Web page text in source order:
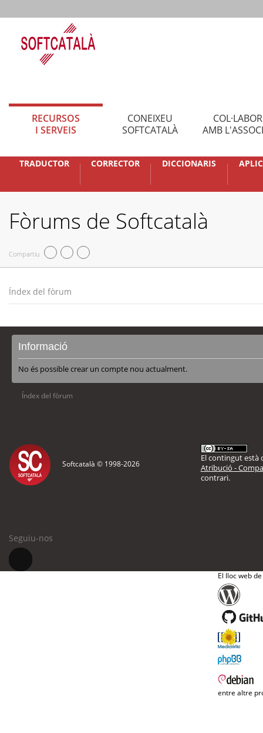
RECURSOS
I SERVEIS
CONEIXEU
SOFTCATALÀ
AMB
TRADUCTOR CORRECTOR DICCIONARIS
Fòrums de Softcatalà
Compartiu
Índex del fòrum
Informació
No és possible crear un compte nou actualment.
Índex del fòrum
Softcatalà © 1998-2026
El contingut està
Atribució -
contrari.
Seguiu-nos
El lloc web
entre altre